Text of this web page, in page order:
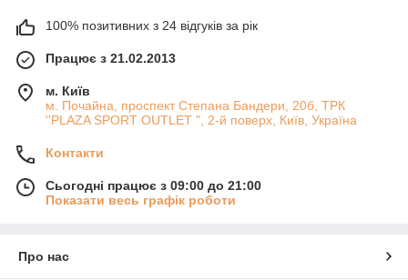
100% позитивних з 24 відгуків за рік
Працює з 21.02.2013
м. Київ
м. Почайна, проспект Степана Бандери, 20б, ТРК
''PLAZA SPORT OUTLET ", 2-й поверх, Київ, Україна
Контакти
Сьогодні працює з 09:00 до 21:00
Показати весь графік роботи
Про нас